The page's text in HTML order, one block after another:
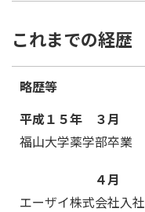
これまでの経歴
略歴等
平成１５年 ３月
福山大学薬学部卒業
４月
エーザイ株式会社入社